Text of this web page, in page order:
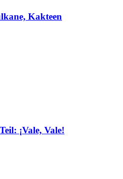
Kakteen
¡Vale, Vale!